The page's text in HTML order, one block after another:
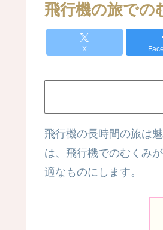
飛行機の旅での
X
飛行機の長時間の旅は
は、飛行機でのむくみ
適なものにします。